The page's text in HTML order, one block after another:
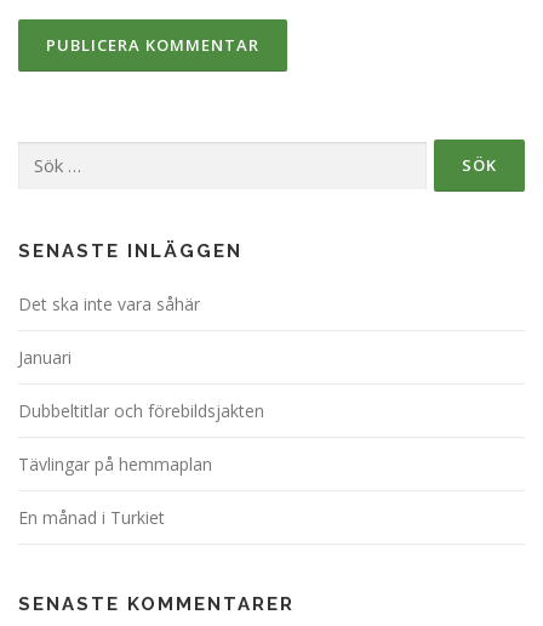
efter:
SENASTE INLÄGGEN
Det ska inte vara såhär
Januari
Dubbeltitlar och förebildsjakten
Tävlingar på hemmaplan
En månad i Turkiet
SENASTE KOMMENTARER